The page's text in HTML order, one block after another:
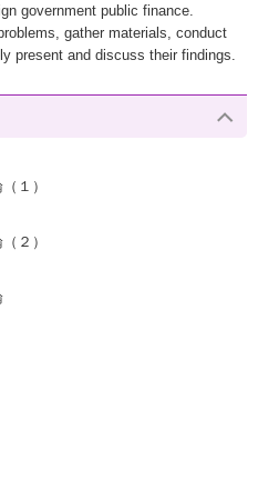
government public finance.
gather materials, conduct
present and discuss their findings.
１）
２）